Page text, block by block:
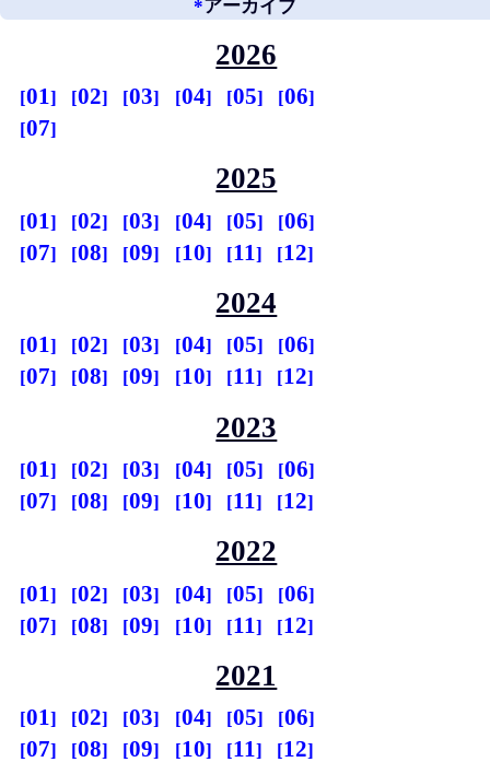
*アーカイブ
2026
01 02 03 04 05
06
07
2025
01 02 03 04 05
06
07
08 09 10 11 12
2024
01 02 03 04 05
06
07
08 09 10 11 12
2023
01 02 03 04 05
06
07
08 09 10 11 12
2022
01 02 03 04 05
06
07
08 09 10 11 12
2021
01 02 03 04 05
06
07
08 09 10 11 12